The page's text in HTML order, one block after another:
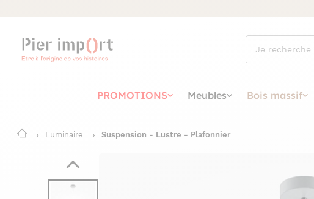
cherchez
vous ?
PROMOTIONS Meubles Bois massif
Luminaire Suspension - Lustre - Plafonnier